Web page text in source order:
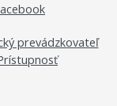
prevádzkovateľ